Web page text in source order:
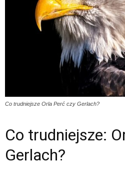
Co trudniejsze Orla Perć czy Gerlach?
Co trudniejsze:
Gerlach?